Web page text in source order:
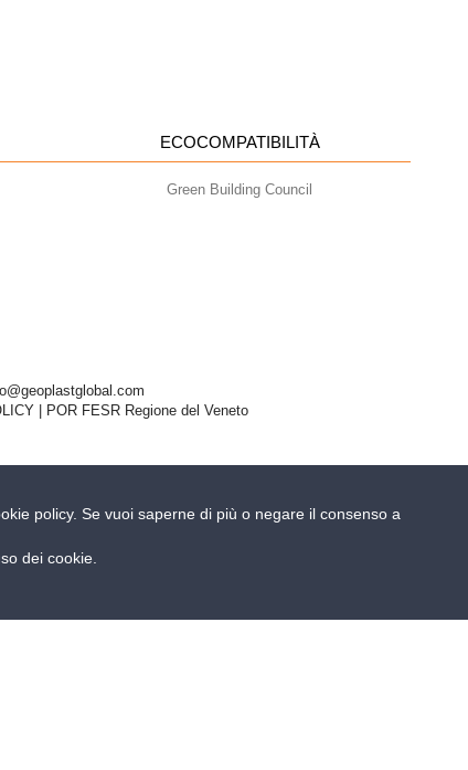
ECOCOMPATIBILITÀ
Green Building Council
| POR FESR Regione del Veneto
policy. Se vuoi saperne di più o negare il consenso a
dei cookie.